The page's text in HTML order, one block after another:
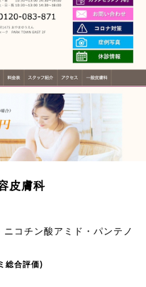
皮膚科
コチン酸アミド・パンテノ
総合評価)